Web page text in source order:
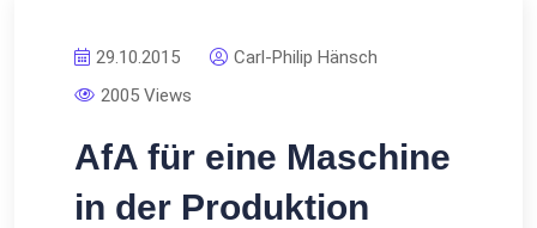
29.10.2015
Carl-Philip Hänsch
2005 Views
AfA für eine Maschine
in der Produktion